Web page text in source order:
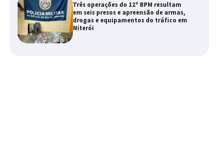
Três operações do 12º BPM resultam
em seis presos e apreensão de armas,
drogas e equipamentos do tráfico em
Niterói